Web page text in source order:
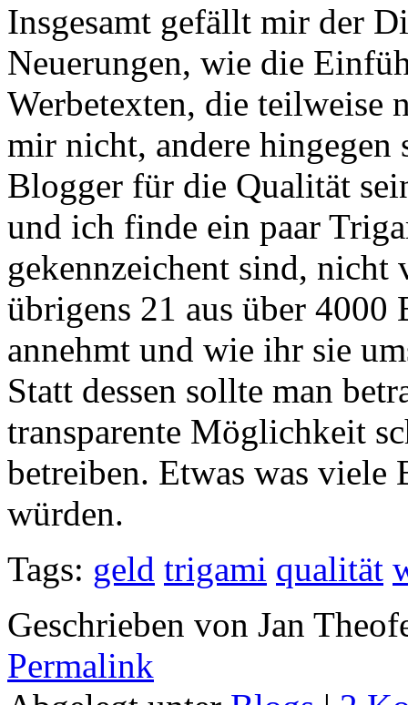
Insgesamt gefällt mir der
Neuerungen, wie die
Werbetexten, die teilweise
mir nicht, andere hingegen
Blogger für die Qualität
und ich finde ein paar
gekennzeichent sind,
übrigens 21 aus über
annehmt und wie ihr sie
Statt dessen sollte man
transparente Möglichkeit
betreiben. Etwas was
würden.
Tags: geld trigami qualität
Geschrieben von Jan
Permalink